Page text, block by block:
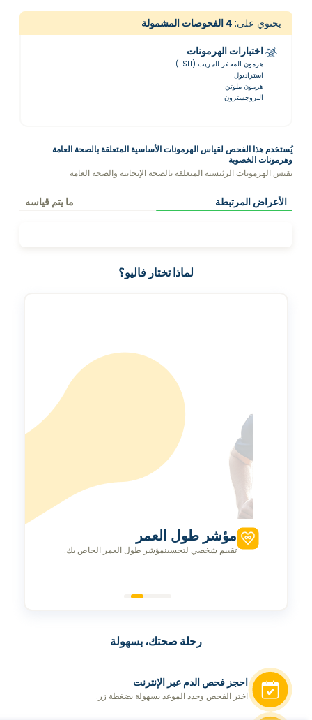
يحتوي على: 4 الفحوصات المشمولة
اختبارات الهرمونات
هرمون المحفز للجريب (FSH)
استراديول
هرمون ملوتن
البروجسترون
يُستخدم هذا الفحص لقياس الهرمونات الأساسية المتعلقة بالصحة العامة
وهرمونات الخصوبة
يقيس الهرمونات الرئيسية المتعلقة بالصحة الإنجابية والصحة العامة
الأعراض المرتبطة ما يتم قياسه
لماذا تختار فاليو؟
مؤشر طول العمر
تقييم شخصي لتحسينمؤشر طول العمر الخاص بك.
رحلة صحتك، بسهولة
احجز فحص الدم عبر الإنترنت
اختر الفحص وحدد الموعد بسهولة بضغطة زر.